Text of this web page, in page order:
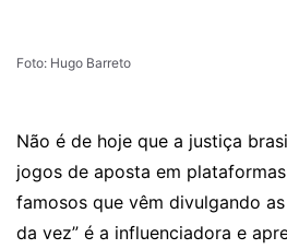
Foto: Hugo Barreto
Não é de hoje que a justiça
jogos de aposta em
famosos que vêm divulgando
da vez” é a influenciadora e